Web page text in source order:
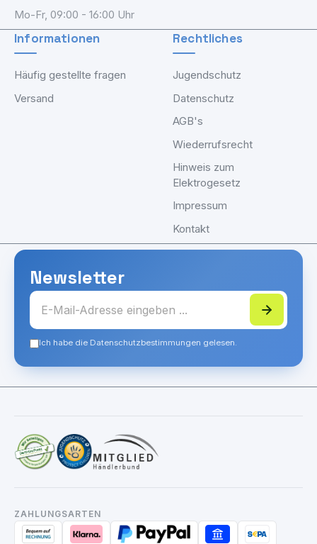
Mo-Fr, 09:00 - 16:00 Uhr
Informationen
Häufig gestellte fragen
Versand
Rechtliches
Jugendschutz
Datenschutz
AGB's
Wiederrufsrecht
Hinweis zum
Elektrogesetz
Impressum
Kontakt
Newsletter
Ich habe die Datenschutzbestimmungen gelesen.
ZAHLUNGSARTEN